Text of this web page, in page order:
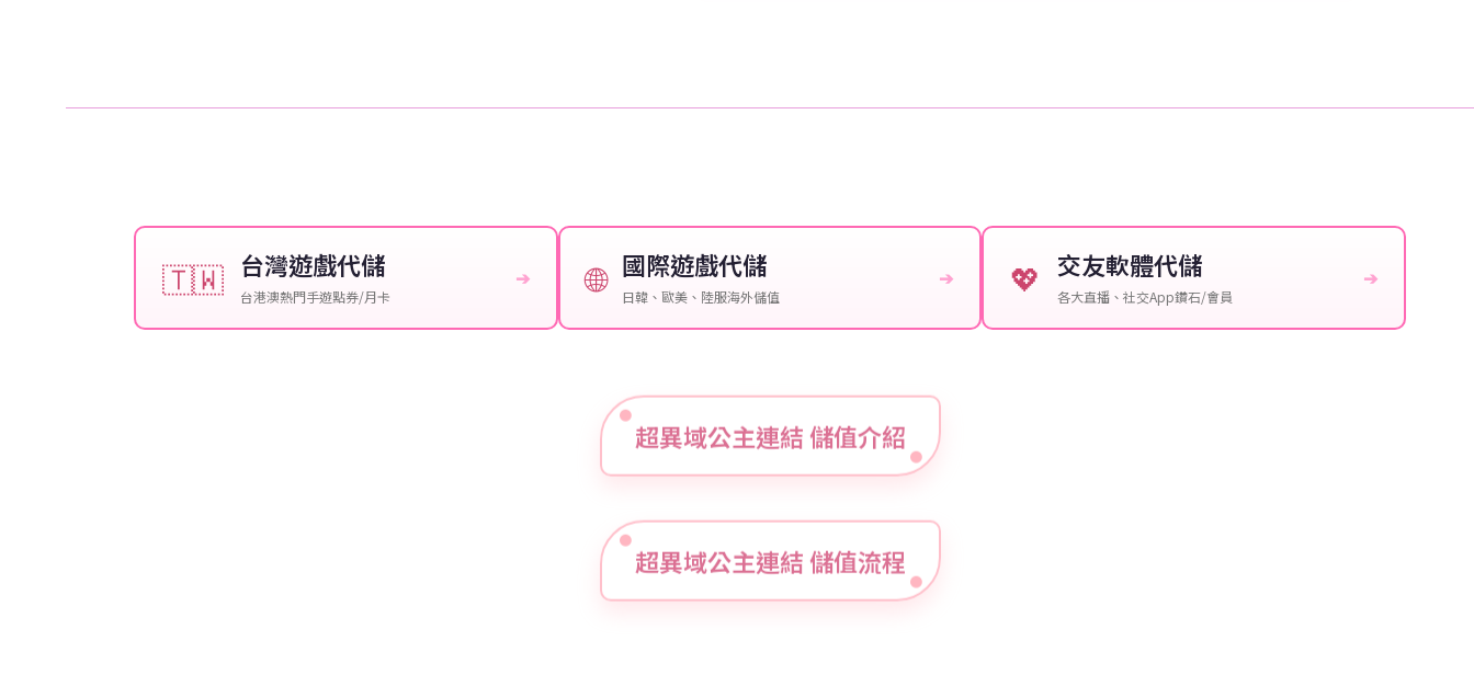
🇹🇼 台灣遊戲代儲
台港澳熱門手遊點券/月卡
➔ 🌐 國際遊戲代儲
日韓、歐美、陸服海外儲值
➔ 💖 交友軟體代儲
各大直播、社交App鑽石/會員
➔
超異域公主連結 儲值介紹
超異域公主連結 儲值流程